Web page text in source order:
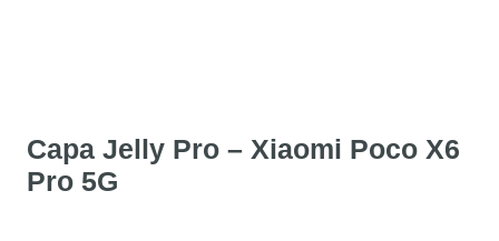
Capa Jelly Pro – Xiaomi Poco X6
Pro 5G